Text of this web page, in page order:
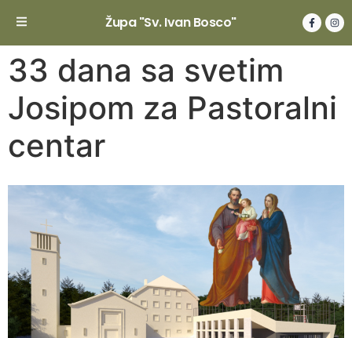
Župa "Sv. Ivan Bosco"
33 dana sa svetim
Josipom za Pastoralni
centar